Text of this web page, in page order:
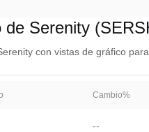
de Serenity
con vistas de gráfico
Cambio%
--